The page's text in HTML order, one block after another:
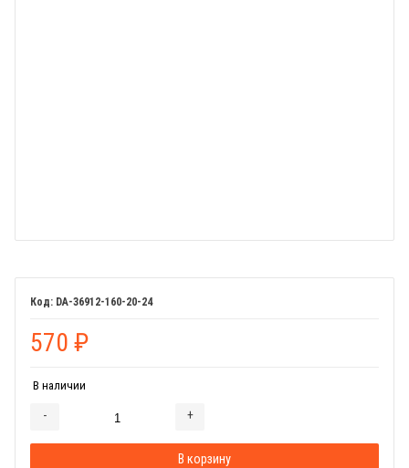
DA-36912-160-20-24
570 ₽
В наличии
- +
В корзину